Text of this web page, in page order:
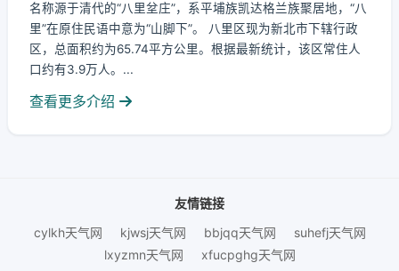
名称源于清代的“八里坌庄”，系平埔族凯达格兰族聚居地，“八
里”在原住民语中意为“山脚下”。 八里区现为新北市下辖行政
区，总面积约为65.74平方公里。根据最新统计，该区常住人
口约有3.9万人。...
查看更多介绍
友情链接
cylkh天气网
kjwsj天气网 bbjqq天气网
suhefj天气网
lxyzmn天气网
xfucpghg天气网